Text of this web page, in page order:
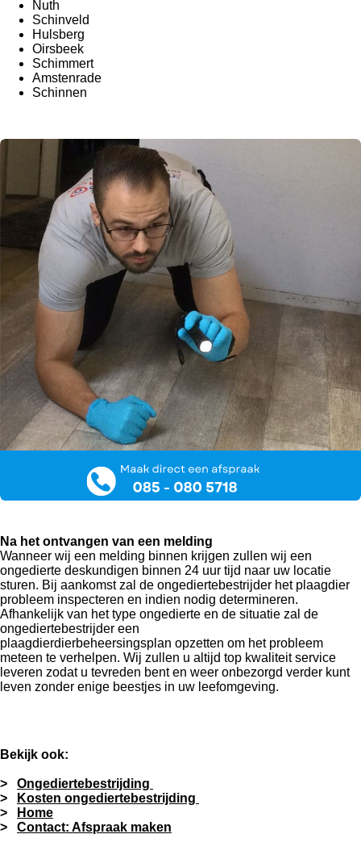
Nuth
Schinveld
Hulsberg
Oirsbeek
Schimmert
Amstenrade
Schinnen
Na het ontvangen van een melding
Wanneer wij een melding binnen krijgen zullen wij een
ongedierte deskundigen binnen 24 uur tijd naar uw locatie
sturen. Bij aankomst zal de ongediertebestrijder het plaagdier
probleem inspecteren en indien nodig determineren.
Afhankelijk van het type ongedierte en de situatie zal de
ongediertebestrijder een
plaagdierdierbeheersingsplan opzetten om het probleem
meteen te verhelpen. Wij zullen u altijd top kwaliteit service
leveren zodat u tevreden bent en weer onbezorgd verder kunt
leven zonder enige beestjes in uw leefomgeving.
Bekijk ook:
> Ongediertebestrijding
>
Kosten ongediertebestrijding
>
Home
> Contact: Afspraak maken